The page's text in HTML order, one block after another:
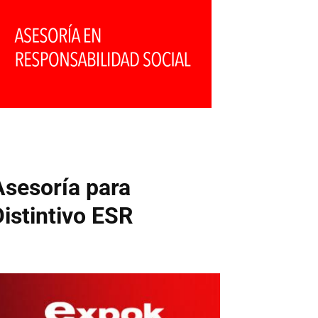
para
ESR